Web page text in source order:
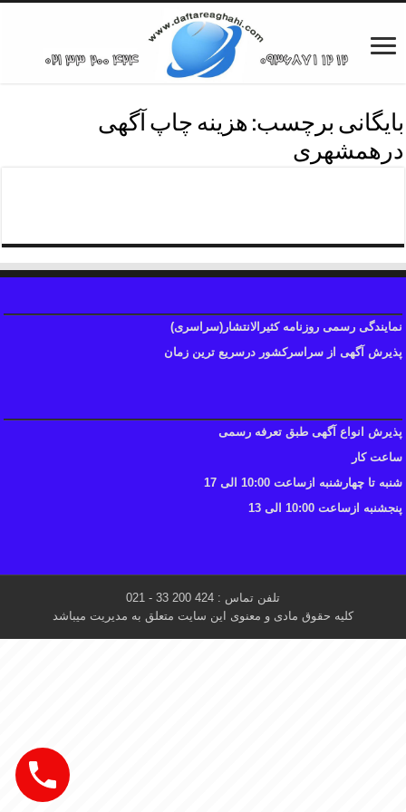
بایگانی برچسب: هزینه چاپ آگهی
درهمشهری
نمایندگی رسمی روزنامه کثیرالانتشار(سراسری)
پذیرش آگهی از سراسرکشور درسریع ترین زمان
پذیرش انواع آگهی طبق تعرفه رسمی
ساعت کار
شنبه تا چهارشنبه ازساعت 10:00 الی 17
پنجشنبه ازساعت 10:00 الی 13
تلفن تماس : 424 200 33 - 021
کلیه حقوق مادی و معنوی این سایت متعلق به مدیریت میباشد